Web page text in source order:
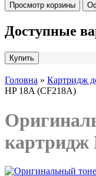
Просмотр корзины
Доступные
Головна » Картридж
HP 18A (CF218A)
картридж